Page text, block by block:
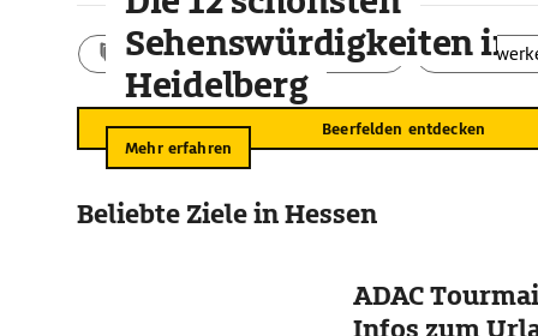
von 1597. Er und die Richtstätte sind die einzig
Aktivitäten Landschaft
Beerfelden entdecken
Sehenswürdigkeiten in
Heidelberg
Mehr erfahren
Beliebte Ziele in Hessen
ADAC